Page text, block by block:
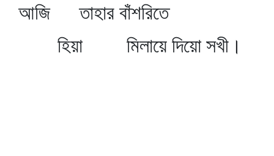
আজি তাহার বাঁশরিতে
হিয়া মিলায়ে দিয়ো সখী।